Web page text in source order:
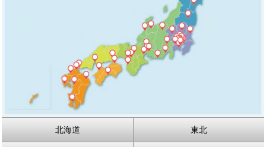
北海道 東北